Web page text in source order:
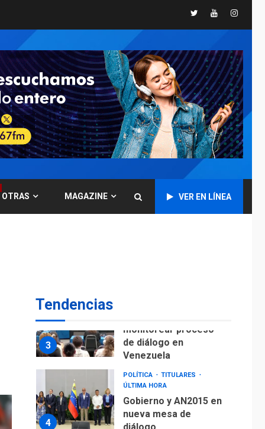
TwitterYoutube
OTRAS MAGAZINE VER EN LÍNEA
Tendencias
7
GUERRA EN EL MUNDO
Ucrania y Rusia
intensifican
ofensivas de largo
alcance
NACIONALES
TITULARES
ÚLTIMA HORA
Instalan carpas
metálicas como
terminales
Aeropuerto de
3
monitorear proceso
de diálogo en
Venezuela
4
POLÍTICA
TITULARES
ÚLTIMA HORA
Gobierno y AN2015 en
nueva mesa de